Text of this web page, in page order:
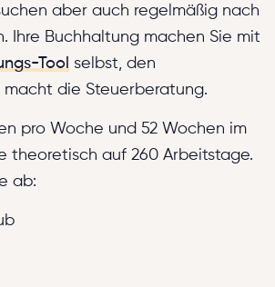
aber auch regelmäßig nach
Ihre Buchhaltung machen Sie mit
Tool selbst, den
macht die Steuerberatung.
pro Woche und 52 Wochen im
theoretisch auf 260 Arbeitstage.
ab: